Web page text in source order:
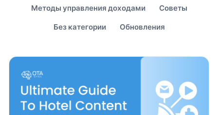
Методы управления доходами Советы
Без категории Обновления